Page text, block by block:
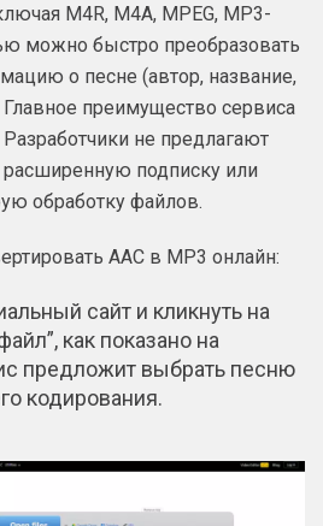
M4R, M4A, MPEG, MP3-
можно быстро преобразовать
о песне (автор, название,
Главное преимущество сервиса
не предлагают
подписку или
обработку файлов.
AAC в MP3 онлайн:
сайт и кликнуть на
как показано на
предложит выбрать песню
кодирования.